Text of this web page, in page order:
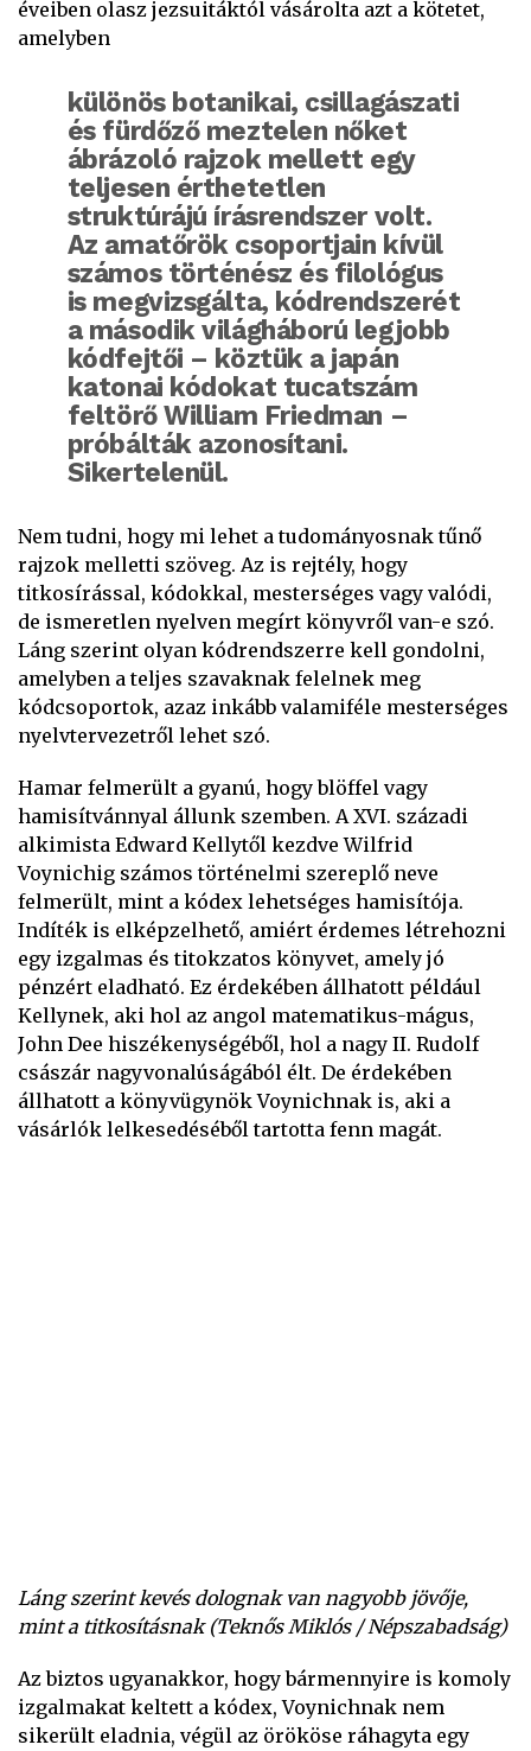
éveiben olasz jezsuitáktól vásárolta azt a kötetet,
amelyben
különös botanikai, csillagászati
és fürdőző meztelen nőket
ábrázoló rajzok mellett egy
teljesen érthetetlen
struktúrájú írásrendszer volt.
Az amatőrök csoportjain kívül
számos történész és filológus
is megvizsgálta, kódrendszerét
a második világháború legjobb
kódfejtői – köztük a japán
katonai kódokat tucatszám
feltörő William Friedman –
próbálták azonosítani.
Sikertelenül.
Nem tudni, hogy mi lehet a tudományosnak tűnő
rajzok melletti szöveg. Az is rejtély, hogy
titkosírással, kódokkal, mesterséges vagy valódi,
de ismeretlen nyelven megírt könyvről van-e szó.
Láng szerint olyan kódrendszerre kell gondolni,
amelyben a teljes szavaknak felelnek meg
kódcsoportok, azaz inkább valamiféle mesterséges
nyelvtervezetről lehet szó.
Hamar felmerült a gyanú, hogy blöffel vagy
hamisítvánnyal állunk szemben. A XVI. századi
alkimista Edward Kellytől kezdve Wilfrid
Voynichig számos történelmi szereplő neve
felmerült, mint a kódex lehetséges hamisítója.
Indíték is elképzelhető, amiért érdemes létrehozni
egy izgalmas és titokzatos könyvet, amely jó
pénzért eladható. Ez érdekében állhatott például
Kellynek, aki hol az angol matematikus-mágus,
John Dee hiszékenységéből, hol a nagy II. Rudolf
császár nagyvonalúságából élt. De érdekében
állhatott a könyvügynök Voynichnak is, aki a
vásárlók lelkesedéséből tartotta fenn magát.
Láng szerint kevés dolognak van nagyobb jövője,
mint a titkosításnak (Teknős Miklós / Népszabadság)
Az biztos ugyanakkor, hogy bármennyire is komoly
izgalmakat keltett a kódex, Voynichnak nem
sikerült eladnia, végül az örököse ráhagyta egy